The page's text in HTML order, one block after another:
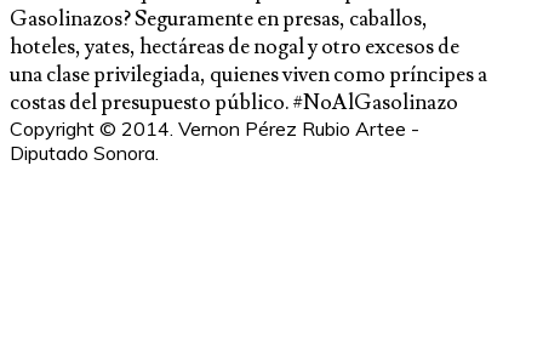
Gasolinazos? Seguramente en presas, caballos,
hoteles, yates, hectáreas de nogal y otro excesos de
una clase privilegiada, quienes viven como príncipes a
costas del presupuesto público. #NoAlGasolinazo
Copyright © 2014. Vernon Pérez Rubio Artee -
Diputado Sonora.